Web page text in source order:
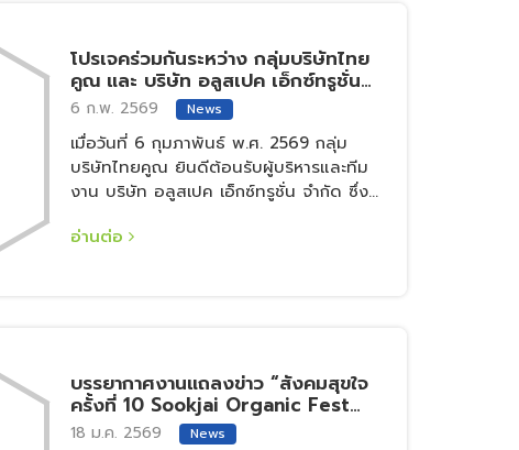
โปรเจคร่วมกันระหว่าง กลุ่มบริษัทไทย
คูณ และ บริษัท อลูสเปค เอ็กซ์ทรูชั่น
จำกัด เพื่อเข้าเยี่ยมชมกระบวนการผลิต
โครงสร้างงาน Kiosk ให้ตอบโจทย์การ
ใช้งานจริงให้เหมาะสมมากที่สุด
6 ก.พ. 2569 News
เมื่อวันที่ 6 กุมภาพันธ์ พ.ศ. 2569 กลุ่ม
บริษัทไทยคูณ ยินดีต้อนรับผู้บริหารและทีม
งาน บริษัท อลูสเปค เอ็กซ์ทรูชั่น จำกัด ซึ่ง
เนียมสำหรับงานสถาปัตยกรรม , งาน
อ่านต่อ
บรรยากาศงานแถลงข่าว “สังคมสุขใจ
ครั้งที่ 10 Sookjai Organic Fest
2026”
18 ม.ค. 2569 News